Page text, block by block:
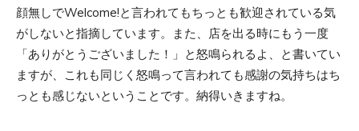
顔無しでWelcome!と言われてもちっとも歓迎されている気
がしないと指摘しています。また、店を出る時にもう一度
「ありがとうございました！」と怒鳴られるよ、と書いてい
ますが、これも同じく怒鳴って言われても感謝の気持ちはち
っとも感じないということです。納得いきますね。